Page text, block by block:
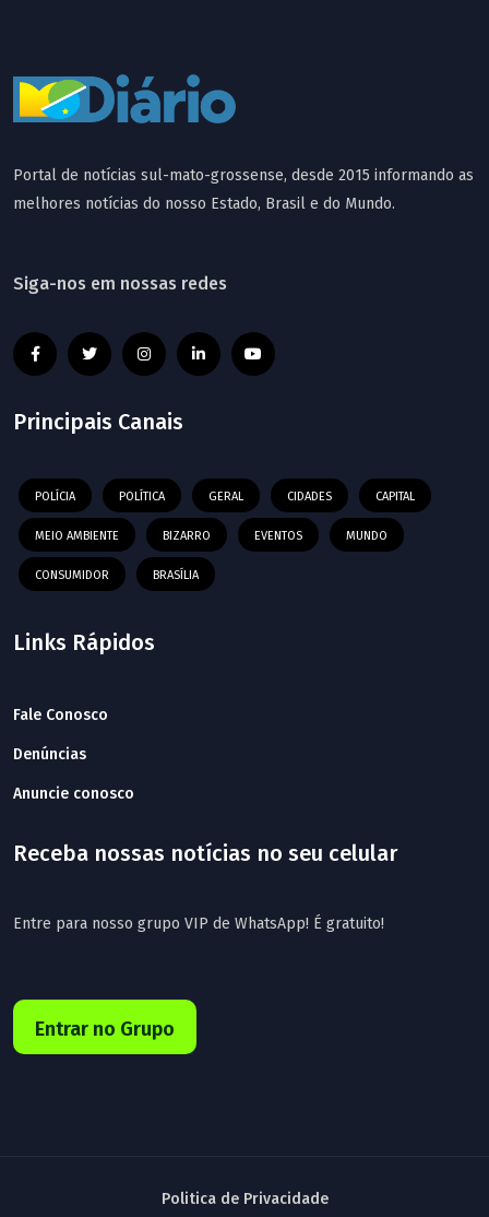
Portal de notícias sul-mato-grossense, desde 2015 informando as
melhores notícias do nosso Estado, Brasil e do Mundo.
Siga-nos em nossas redes
Principais Canais
POLÍCIA POLÍTICA GERAL CIDADES CAPITAL
MEIO AMBIENTE BIZARRO EVENTOS MUNDO
CONSUMIDOR BRASÍLIA
Links Rápidos
Fale Conosco
Denúncias
Anuncie conosco
Receba nossas notícias no seu celular
Entre para nosso grupo VIP de WhatsApp! É gratuito!
Entrar no Grupo
Politica de Privacidade